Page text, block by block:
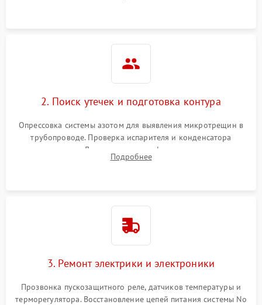
1800 ₽
2. Поиск утечек и подготовка контура
Опрессовка системы азотом для выявления микротрещин в
трубопроводе. Проверка испарителя и конденсатора
течеискателем. Демонтаж старого фильтра-осушителя и
продувка капиллярной трубки для устранения засоров.
Подробнее
3. Ремонт электрики и электроники
Прозвонка пускозащитного реле, датчиков температуры и
терморегулятора. Восстановление цепей питания системы No